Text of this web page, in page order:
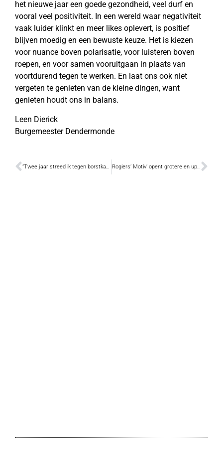
het nieuwe jaar een goede gezondheid, veel durf en
vooral veel positiviteit. In een wereld waar negativiteit
vaak luider klinkt en meer likes oplevert, is positief
blijven moedig en een bewuste keuze. Het is kiezen
voor nuance boven polarisatie, voor luisteren boven
roepen, en voor samen vooruitgaan in plaats van
voortdurend tegen te werken. En laat ons ook niet
vergeten te genieten van de kleine dingen, want
genieten houdt ons in balans.
Leen Dierick
Burgemeester Dendermonde
“Twee jaar streed ik tegen borstkanker. Schilderen en boetseren waren daarbij een soort van therapie” Rogiers’ Motiv’ opent grotere en up-to-date Mercedes-Benz concessie op Hoogveld